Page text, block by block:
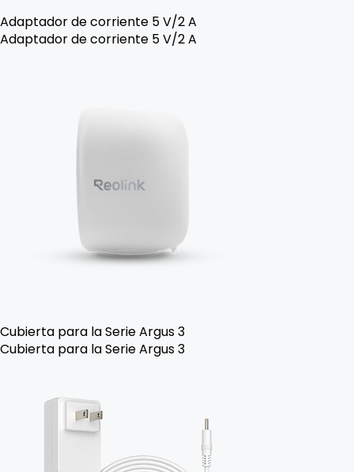
Adaptador de corriente 5 V/2 A
Adaptador de corriente 5 V/2 A
Cubierta para la Serie Argus 3
Cubierta para la Serie Argus 3